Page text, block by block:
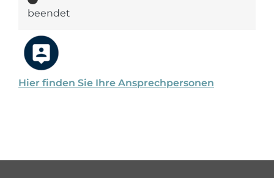
Hier finden Sie Ihre Ansprechpersonen
beendet